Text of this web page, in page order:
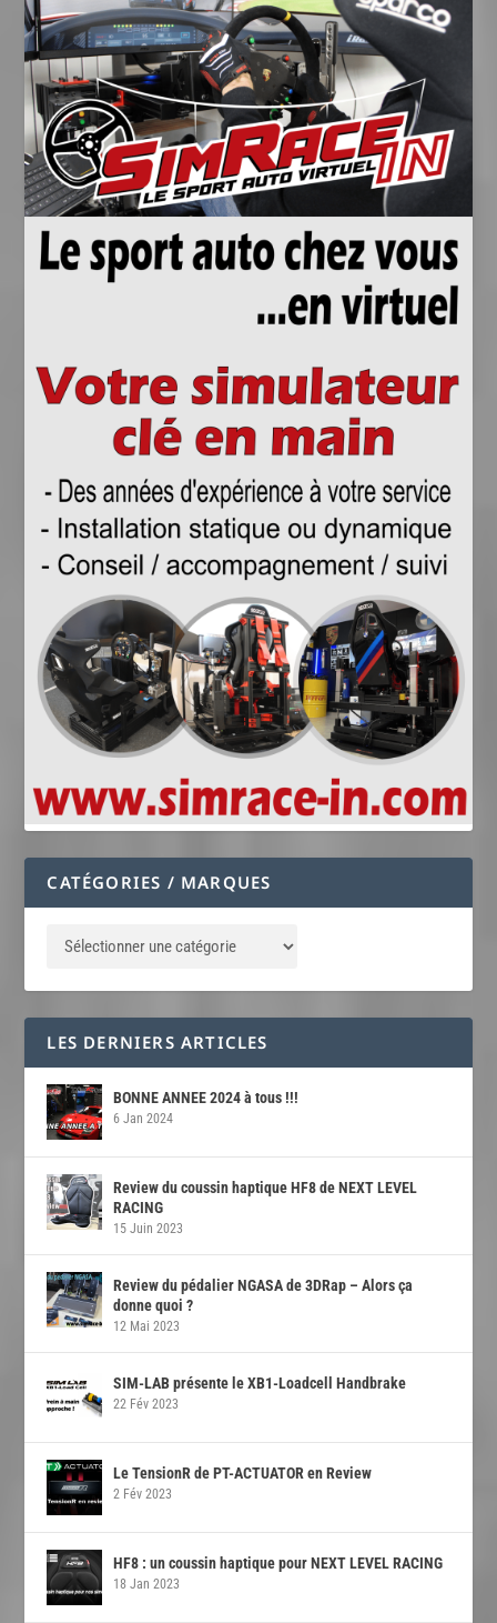
CATÉGORIES / MARQUES
LES DERNIERS ARTICLES
BONNE ANNEE 2024 à tous !!!
6 Jan 2024
Review du coussin haptique HF8 de NEXT LEVEL
RACING
15 Juin 2023
Review du pédalier NGASA de 3DRap – Alors ça
donne quoi ?
12 Mai 2023
SIM-LAB présente le XB1-Loadcell Handbrake
22 Fév 2023
Le TensionR de PT-ACTUATOR en Review
2 Fév 2023
HF8 : un coussin haptique pour NEXT LEVEL RACING
18 Jan 2023